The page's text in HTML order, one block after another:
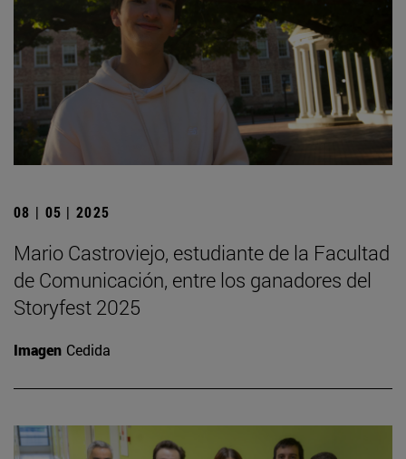
08 | 05 | 2025
Mario Castroviejo, estudiante de la Facultad
de Comunicación, entre los ganadores del
Storyfest 2025
Imagen Cedida